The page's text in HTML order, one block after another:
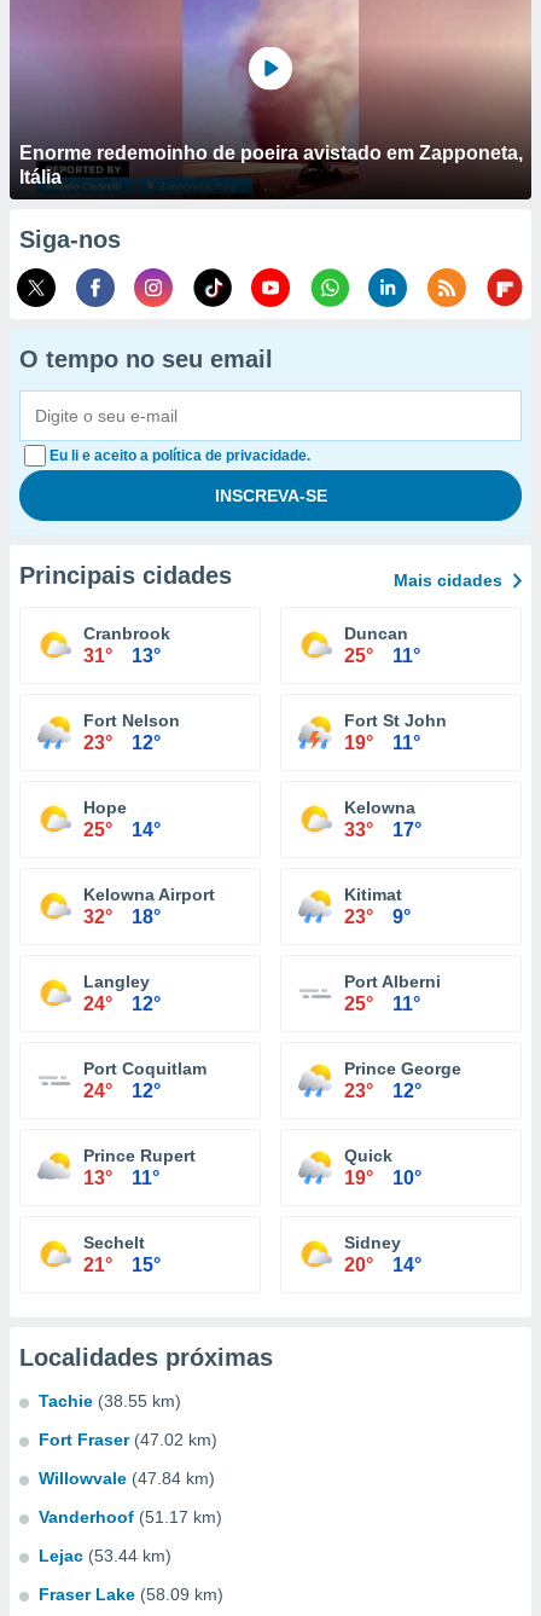
Enorme redemoinho de poeira avistado em Zapponeta,
Itália
Siga-nos
O tempo no seu email
Eu li e aceito a política de privacidade.
Principais cidades Mais cidades
Cranbrook
31° 13°
Duncan
25° 11°
Fort Nelson
23° 12°
Fort St John
19° 11°
Hope
25° 14°
Kelowna
33° 17°
Kelowna Airport
32° 18°
Kitimat
23° 9°
Langley
24° 12°
Port Alberni
25° 11°
Port Coquitlam
24° 12°
Prince George
23° 12°
Prince Rupert
13° 11°
Quick
19° 10°
Sechelt
21° 15°
Sidney
20° 14°
Localidades próximas
Tachie (38.55 km)
Fort Fraser (47.02 km)
Willowvale (47.84 km)
Vanderhoof (51.17 km)
Lejac (53.44 km)
Fraser Lake (58.09 km)